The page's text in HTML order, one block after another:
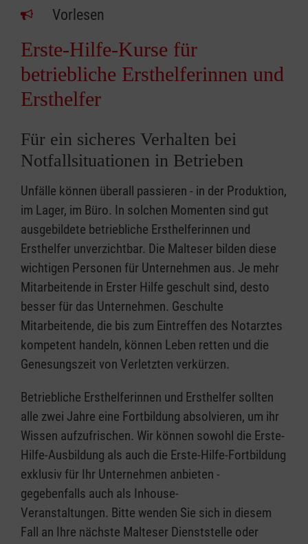
Vorlesen
Erste-Hilfe-Kurse für
betriebliche Ersthelferinnen und
Ersthelfer
Für ein sicheres Verhalten bei
Notfallsituationen in Betrieben
Unfälle können überall passieren - in der Produktion,
im Lager, im Büro. In solchen Momenten sind gut
ausgebildete betriebliche Ersthelferinnen und
Ersthelfer unverzichtbar. Die Malteser bilden diese
wichtigen Personen für Unternehmen aus. Je mehr
Mitarbeitende in Erster Hilfe geschult sind, desto
besser für das Unternehmen. Geschulte
Mitarbeitende, die bis zum Eintreffen des Notarztes
kompetent handeln, können Leben retten und die
Genesungszeit von Verletzten verkürzen.
Betriebliche Ersthelferinnen und Ersthelfer sollten
alle zwei Jahre eine Fortbildung absolvieren, um ihr
Wissen aufzufrischen. Wir können sowohl die Erste-
Hilfe-Ausbildung als auch die Erste-Hilfe-Fortbildung
exklusiv für Ihr Unternehmen anbieten -
gegebenfalls auch als Inhouse-
Veranstaltungen. Bitte wenden Sie sich in diesem
Fall an Ihre nächste Malteser Dienststelle oder